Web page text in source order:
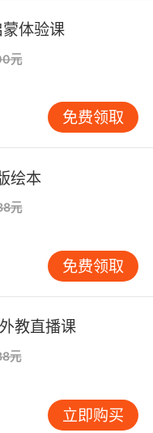
各家平台也差别很
离谱。这时就要参
单元四十八节左右
以咨询在线平台的
费的试听课，不要
赠送一些英语音频
也很有帮助。让孩
文故事入睡，口语
体验课
元
免费领取
绘本
元
免费领取
教直播课
元
立即购买